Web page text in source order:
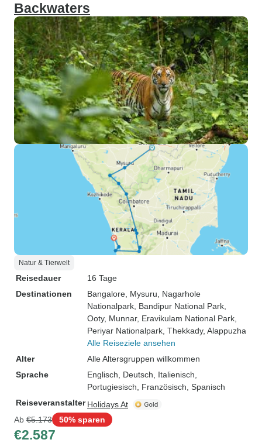
Backwaters
Natur & Tierwelt
Reisedauer
16 Tage
Destinationen
Bangalore , Mysuru , Nagarhole
Nationalpark , Bandipur National Park
Ooty, Munnar, Eravikulam National Park
Periyar Nationalpark , Thekkady, Alappuzha
Alle Reiseziele ansehen
Alter
Alle Altersgruppen willkommen
Sprache
Englisch, Deutsch, Italienisch,
Portugiesisch, Französisch, Spanisch
Reiseveranstalter Holidays At
Ab €5.173 50% sparen
€2.587